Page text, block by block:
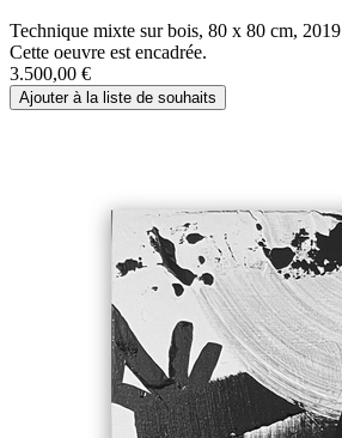
Technique mixte sur bois, 80 x 80 cm, 2019
Cette oeuvre est encadrée.
3.500,00 €
Ajouter à la liste de souhaits